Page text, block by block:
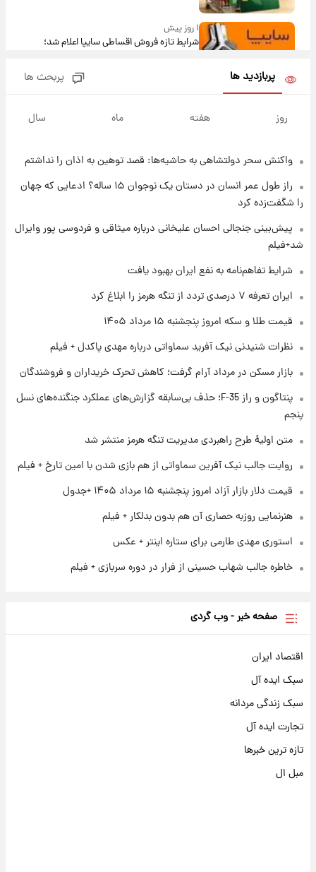
۱ روز پیش
شرایط تازه فروش اقساطی سایپا اعلام شد؛
قیمت سکه و طلا فردا
۱ روز پیش
۱ روز پیش
۱ روز پیش
ارزش سهام عدالت برای امروز چهارشنبه ۱۴ مرداد
آغاز طرح جدید فروش مشارکت در تولید سایپا؛
سود مشارکت چند درصد است؟
پربازدید ها پربحث ها
روز هفته ماه سال
واکنش سحر دولتشاهی به حاشیه‌ها: قصد توهین به اذان را نداشتم
راز طول عمر انسان در دستان یک نوجوان ۱۵ ساله؟ ادعایی که جهان
را شگفت‌زده کرد
پیش‌بینی جنجالی احسان علیخانی درباره میثاقی و فردوسی پور وایرال
شد+فیلم
شرایط تفاهم‌نامه به نفع ایران بهبود یافت
ایران تعرفه ۷ درصدی تردد از تنگه هرمز را ابلاغ کرد
قیمت طلا و سکه امروز پنجشنبه ۱۵ مرداد ۱۴۰۵
نظرات شنیدنی نیک آفرید سماواتی درباره مهدی پاکدل + فیلم
بازار مسکن در مرداد آرام گرفت؛ کاهش تحرک خریداران و فروشندگان
پنتاگون و راز F-35؛ حذف بی‌سابقه گزارش‌های عملکرد جنگنده‌های نسل
پنجم
متن اولیۀ طرح راهبردی مدیریت تنگه هرمز منتشر شد
روایت جالب نیک آفرین سماواتی از هم بازی شدن با امین تارخ + فیلم
قیمت دلار بازار آزاد امروز پنجشنبه ۱۵ مرداد ۱۴۰۵ +جدول
هنرنمایی روزبه حصاری آن هم بدون بدلکار + فیلم
استوری مهدی طارمی برای ستاره اینتر + عکس
خاطره جالب شهاب حسینی از فرار در دوره سربازی + فیلم
صفحه خبر - وب گردی
اقتصاد ایران
سبک ایده آل
سبک زندگی مردانه
تجارت ایده آل
تازه ترین خبرها
مبل ال